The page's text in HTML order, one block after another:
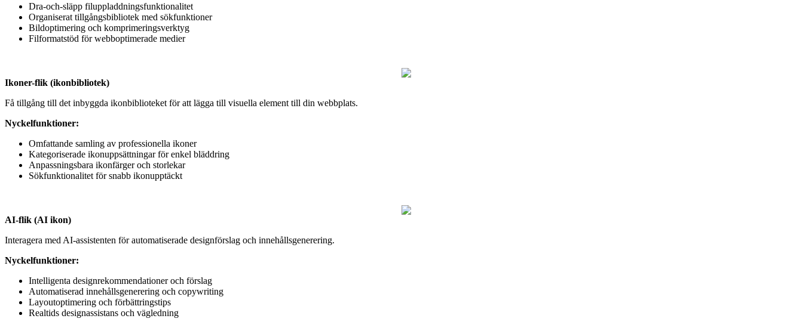
Dra-och-släpp filuppladdningsfunktionalitet
Organiserat tillgångsbibliotek med sökfunktioner
Bildoptimering och komprimeringsverktyg
Filformatstöd för webboptimerade medier
Ikoner-flik (ikonbibliotek)
Få tillgång till det inbyggda ikonbiblioteket för att lägga till visuella element till din webbplats.
Nyckelfunktioner:
Omfattande samling av professionella ikoner
Kategoriserade ikonuppsättningar för enkel bläddring
Anpassningsbara ikonfärger och storlekar
Sökfunktionalitet för snabb ikonupptäckt
AI-flik (AI ikon)
Interagera med AI-assistenten för automatiserade designförslag och innehållsgenerering.
Nyckelfunktioner:
Intelligenta designrekommendationer och förslag
Automatiserad innehållsgenerering och copywriting
Layoutoptimering och förbättringstips
Realtids designassistans och vägledning